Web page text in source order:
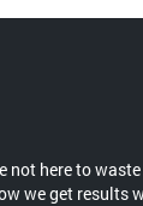
not here to
we get results